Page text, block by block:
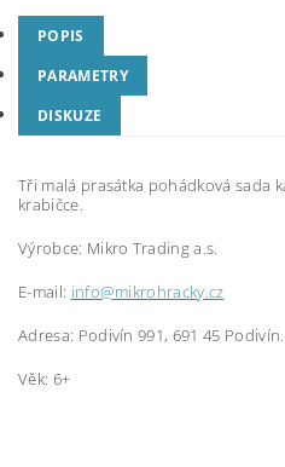
POPIS
PARAMETRY
DISKUZE
Tři malá prasátka pohádková sada
krabičce.
Výrobce: Mikro Trading a.s.
E-mail: info@mikrohracky.cz
Adresa: Podivín 991, 691 45 Podivín.
Věk: 6+